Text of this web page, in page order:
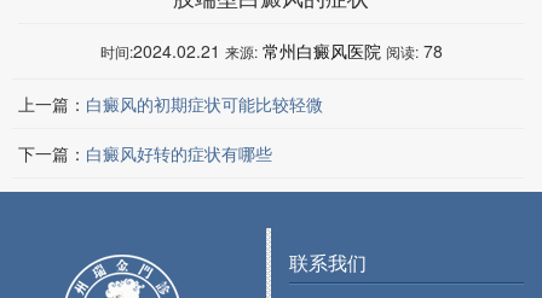
时间:2024.02.21 来源: 常州白癜风医院 阅读: 78
上一篇： 白癜风的初期症状可能比较轻微
下一篇： 白癜风好转的症状有哪些
联系我们